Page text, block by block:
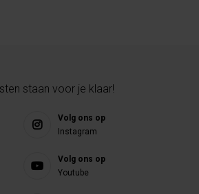
staan voor je klaar!
Volg ons op
Instagram
Volg ons op
Youtube